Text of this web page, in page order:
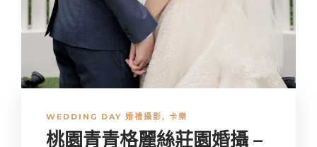
WEDDING DAY 婚禮攝影, 卡樂
桃園青青格麗絲莊園婚攝 –